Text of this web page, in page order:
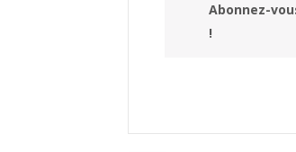
Abonnez-
!